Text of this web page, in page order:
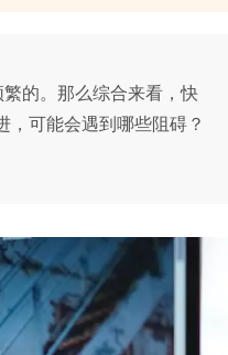
的。那么综合来看，快
，可能会遇到哪些阻碍？